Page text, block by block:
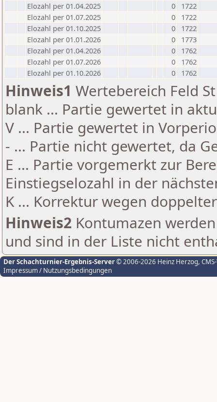
Elozahl per 01.04.2025
0
1722
Elozahl per 01.07.2025
0
1722
Elozahl per 01.10.2025
0
1722
Elozahl per 01.01.2026
0
1773
Elozahl per 01.04.2026
0
1762
Elozahl per 01.07.2026
0
1762
Elozahl per 01.10.2026
0 1762
Hinweis1 Wertebereich Feld
blank ... Partie gewertet in
V ... Partie gewertet in
- ... Partie nicht gewertet, da
E ... Partie vorgemerkt zur
Einstiegselozahl in der
K ... Korrektur wegen
Hinweis2 Kontumazen
und sind in der Liste nicht
Der Schachturnier-Ergebnis-Server© 2006-2026 Heinz Herzog,
Impressum / Nutzungsbedingungen